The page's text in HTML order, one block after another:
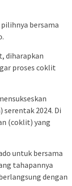
bersama
diharapkan
proses coklit
2024. Di
(coklit) yang
untuk bersama
tahapannya
dengan